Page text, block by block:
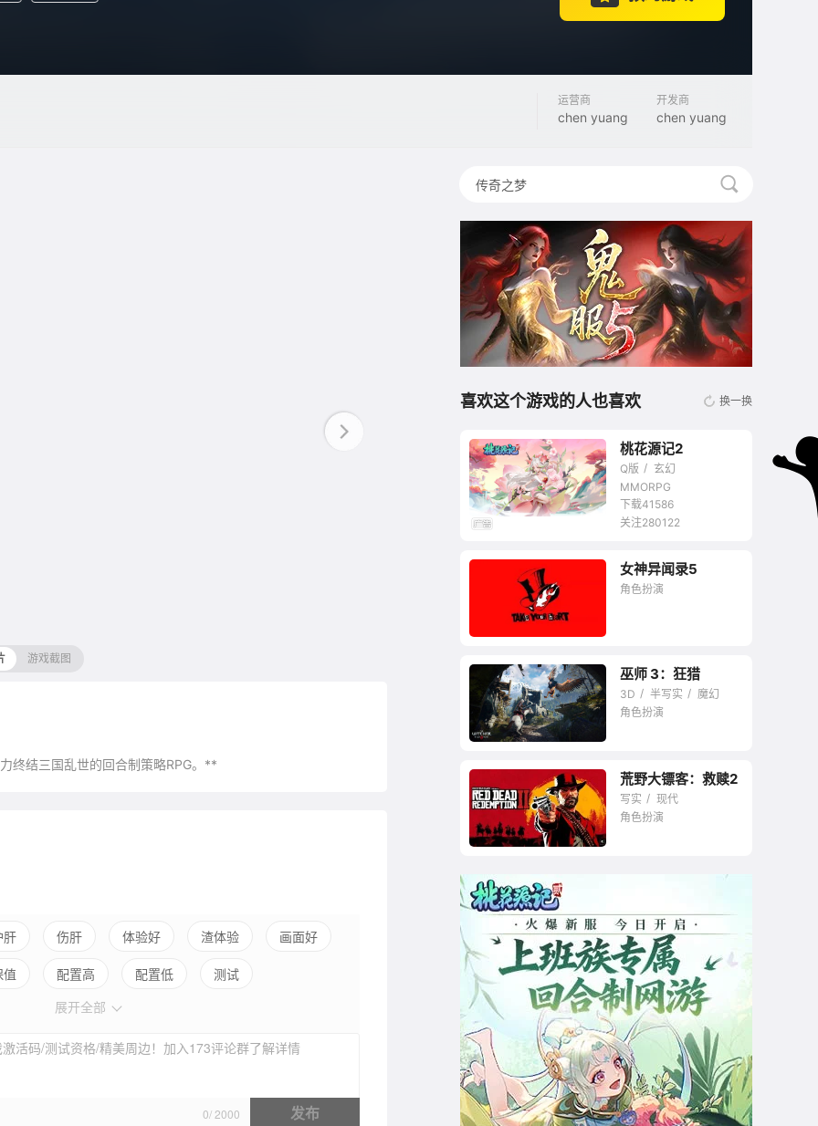
运营商
chen yuang
开发商
chen yuang
游戏截图
终结三国乱世的回合制策略RPG。**
肝 伤肝 体验好 渣体验 画面好
配置高 配置低
测试
展开全部
活码/测试资格/精美周边！加入173评论群了解详情
0/ 2000 发布
喜欢这个游戏的人也喜欢 换一换
桃花源记2
Q版
玄幻
MMORPG
下载41586
关注280122
新时代JRPG的王者
女神异闻录5
角色扮演
最卓越的RPG之一
巫师 3：狂猎
3D 半写实
魔幻
角色扮演
最真实的西部
荒野大镖客：救赎2
写实
现代
角色扮演